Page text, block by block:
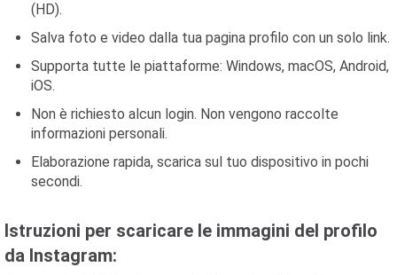
(HD).
Salva foto e video dalla tua pagina profilo con un solo link.
Supporta tutte le piattaforme: Windows, macOS, Android,
iOS.
Non è richiesto alcun login. Non vengono raccolte
informazioni personali.
Elaborazione rapida, scarica sul tuo dispositivo in pochi
secondi.
Istruzioni per scaricare le immagini del profilo
da Instagram: